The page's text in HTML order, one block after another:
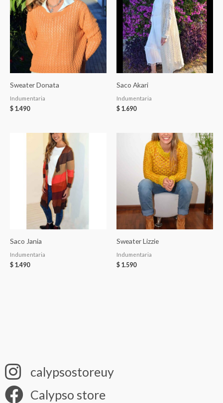
Sweater Donata
Indumentaria
$ 1.490
Saco Akari
Indumentaria
$ 1.690
Saco Jania
Indumentaria
$ 1.490
Sweater Lizzie
Indumentaria
$ 1.590
calypsostoreuy
Calypso store